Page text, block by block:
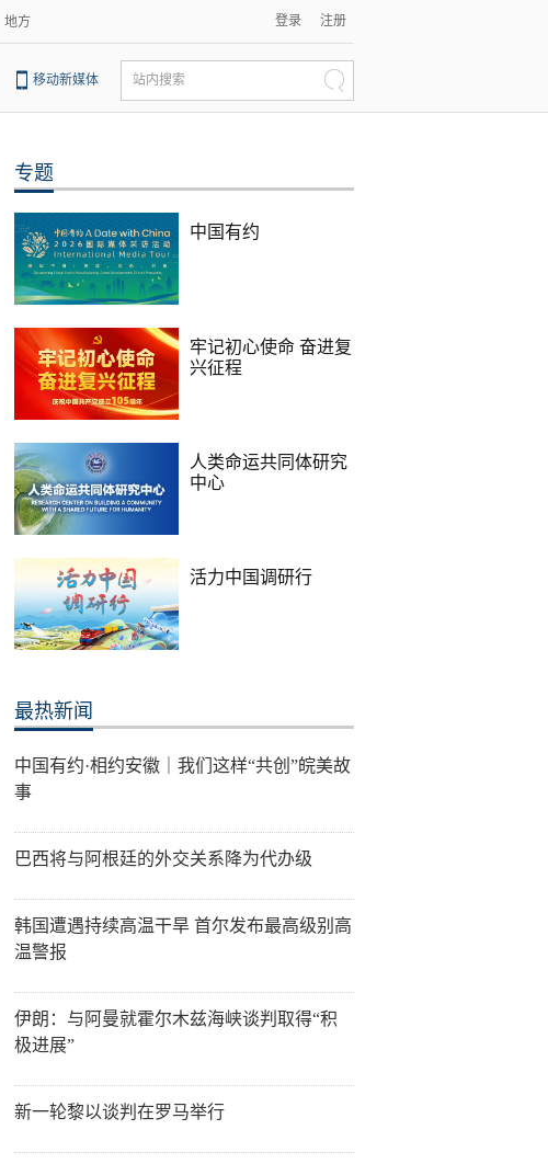
地方 登录 注册
移动新媒体 站内搜索
专题
中国有约
牢记初心使命 奋进复
兴征程
人类命运共同体研究
中心
活力中国调研行
最热新闻
中国有约·相约安徽｜我们这样“共创”皖美故
事
巴西将与阿根廷的外交关系降为代办级
韩国遭遇持续高温干旱 首尔发布最高级别高
温警报
伊朗：与阿曼就霍尔木兹海峡谈判取得“积
极进展”
新一轮黎以谈判在罗马举行